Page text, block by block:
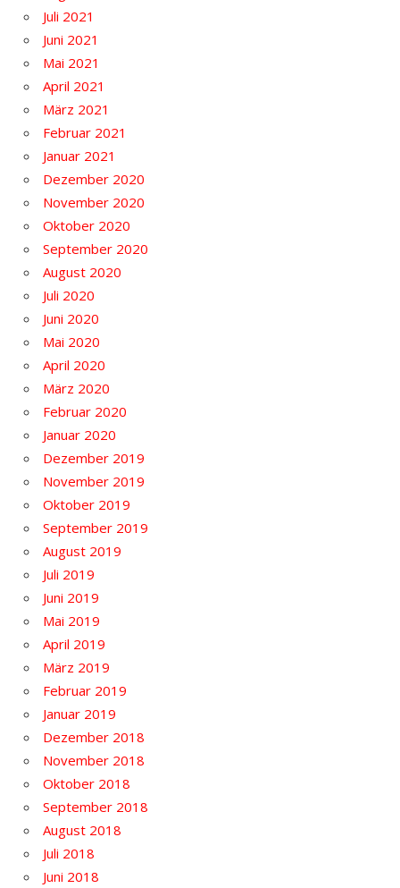
Juli 2021
Juni 2021
Mai 2021
April 2021
März 2021
Februar 2021
Januar 2021
Dezember 2020
November 2020
Oktober 2020
September 2020
August 2020
Juli 2020
Juni 2020
Mai 2020
April 2020
März 2020
Februar 2020
Januar 2020
Dezember 2019
November 2019
Oktober 2019
September 2019
August 2019
Juli 2019
Juni 2019
Mai 2019
April 2019
März 2019
Februar 2019
Januar 2019
Dezember 2018
November 2018
Oktober 2018
September 2018
August 2018
Juli 2018
Juni 2018